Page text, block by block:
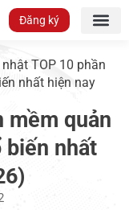
Đăng ký
nhật TOP 10 phần
nhất hiện nay
mềm quản
biến nhất